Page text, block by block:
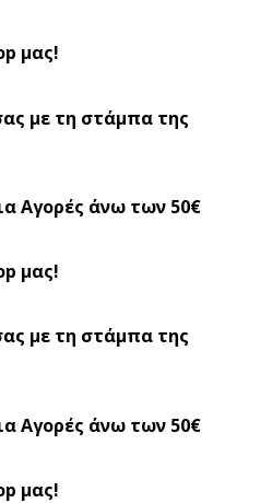
μας!
με τη στάμπα της
Αγορές άνω των 50€
μας!
με τη στάμπα της
Αγορές άνω των 50€
μας!